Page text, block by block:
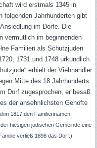
wird erstmals 1345 in
folgenden Jahrhunderten gibt
im Dorfe. Die
vermutlich im beginnenden
Familien als Schutzjuden
1731 und 1748 urkundlich
erhielt der Viehhändler
Mitte des 18.Jahrhunderts
Dorf zugesprochen; er besaß
der ansehnlichsten Gehöfte
1817 den Familiennamen
hiesigen jüdischen Gemeinde eine
verließ 1898 das Dorf.)